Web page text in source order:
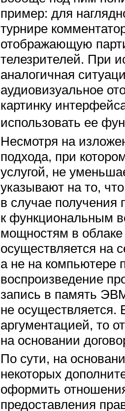
пример: для
турнире
отображающую
телезрителей. При
аналогичная
аудиовизуальное
картинку
использовать ее
Несмотря на
подхода, при
услугой, не
указывают на то,
в случае получения
к функциональным
мощностям в
осуществляется на
а не на компьютере
воспроизведение
запись в память
не осуществляется.
аргументацией, то
на основании
По сути, на
некоторых
оформить
предоставления